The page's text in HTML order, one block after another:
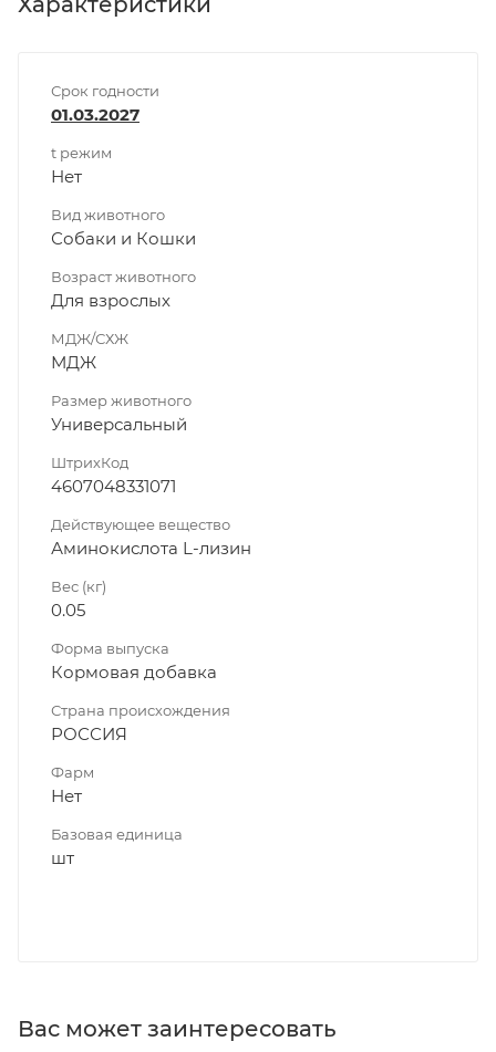
Срок годности
01.03.2027
t режим
Нет
Вид животного
Собаки и Кошки
Возраст животного
Для взрослых
МДЖ/СХЖ
МДЖ
Размер животного
Универсальный
ШтрихКод
4607048331071
Действующее вещество
Аминокислота L-лизин
Вес (кг)
0.05
Форма выпуска
Кормовая добавка
Страна происхождения
РОССИЯ
Фарм
Нет
Базовая единица
шт
Вас может заинтересовать